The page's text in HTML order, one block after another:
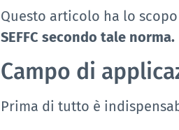
Questo articolo ha lo
SEFFC secondo tale norma.
Campo di
Prima di tutto è